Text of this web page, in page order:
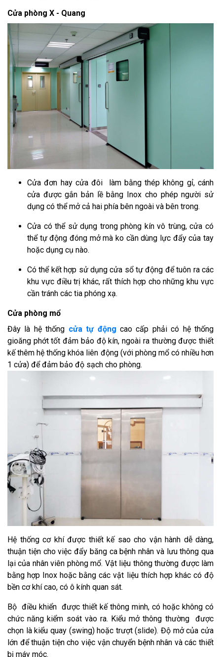
Cửa phòng X - Quang
Cửa đơn hay cửa đôi làm bằng thép không gỉ, cánh
cửa được gắn bản lề bằng Inox cho phép người sử
dụng có thể mở cả hai phía bên ngoài và bên trong.
Cửa có thể sử dụng trong phòng kín vô trùng, cửa có
thể tự động đóng mở mà ko cần dùng lực đẩy của tay
hoặc dụng cụ nào.
Có thể kết hợp sử dụng cửa sổ tự động để tuôn ra các
khu vực điều trị khác, rất thích hợp cho những khu vực
cần tránh các tia phóng xạ.
Cửa phòng mổ
Đây là hệ thống cửa tự động cao cấp phải có hệ thống
gioăng phớt tốt đảm bảo độ kín, ngoài ra thường được thiết
kế thêm hệ thống khóa liên động (với phòng mổ có nhiều hơn
1 cửa) để đảm bảo độ sạch cho phòng.
Hệ thống cơ khí được thiết kế sao cho vận hành dễ dàng,
thuận tiện cho việc đẩy băng ca bệnh nhân và lưu thông qua
lại của nhân viên phòng mổ. Vật liệu thông thường được làm
bằng hợp Inox hoặc bằng các vật liệu thích hợp khác có độ
bền cơ khí cao, có ô kính quan sát.
Bộ điều khiển được thiết kế thông minh, có hoặc không có
chức năng kiểm soát vào ra. Kiểu mở thông thường được
chọn là kiểu quay (swing) hoặc trượt (slide). Độ mở của cửa
lớn để thuận tiện cho việc vận chuyển bệnh nhân và các thiết
bị máy móc.